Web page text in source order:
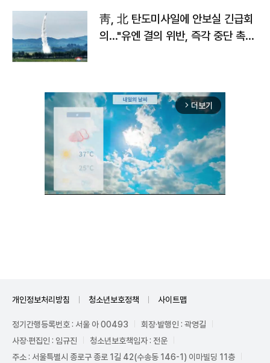
靑, 北 탄도미사일에 안보실 긴급회
의…"유엔 결의 위반, 즉각 중단 촉
arrow_forward_ios 더보기
개인정보처리방침 청소년보호정책 사이트맵
정기간행등록번호 : 서울 아 00493
회장·발행인 : 곽영길
사장·편집인 : 임규진
청소년보호책임자 : 전운
주소 : 서울특별시 종로구 종로 1길 42(수송동 146-1) 이마빌딩 11층